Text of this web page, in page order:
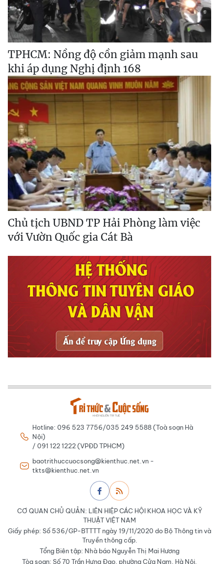
TPHCM: Nồng độ cồn giảm mạnh sau
khi áp dụng Nghị định 168
Chủ tịch UBND TP Hải Phòng làm việc
với Vườn Quốc gia Cát Bà
Hotline: 096 523 7756/035 249 5588 (Toà soạn Hà
Nội)
/ 091 122 1222 (VPĐD TPHCM)
baotrithuccuocsong@kienthuc.net.vn -
tkts@kienthuc.net.vn
CƠ QUAN CHỦ QUẢN: LIÊN HIỆP CÁC HỘI KHOA HỌC VÀ KỸ
THUẬT VIỆT NAM
Giấy phép: Số 536/GP-BTTTT ngày 19/11/2020 do Bộ Thông tin và
Truyền thông cấp.
Tổng Biên tập: Nhà báo Nguyễn Thị Mai Hương
Tòa soạn: Số 70 Trần Hưng Đạo, phường Cửa Nam, Hà Nội.